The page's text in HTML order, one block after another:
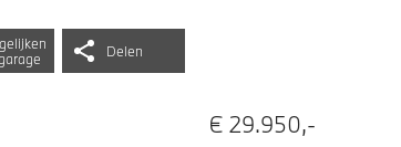
Delen
€ 29.950,-